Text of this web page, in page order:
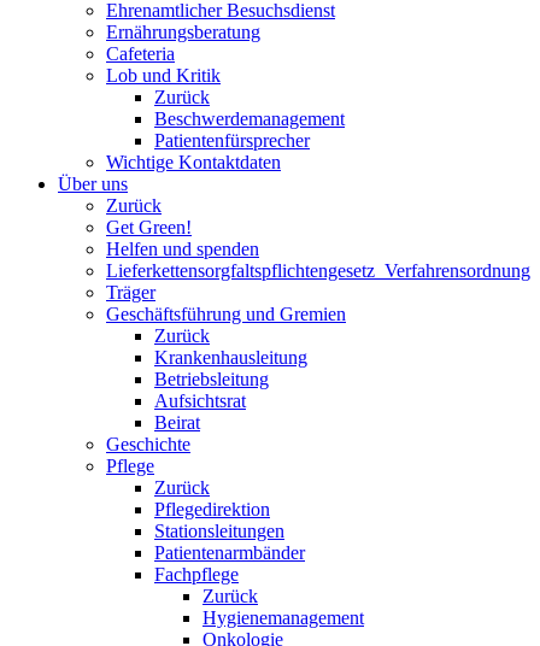
Ehrenamtlicher Besuchsdienst
Ernährungsberatung
Cafeteria
Lob und Kritik
Zurück
Beschwerdemanagement
Patientenfürsprecher
Wichtige Kontaktdaten
Über uns
Zurück
Get Green!
Helfen und spenden
Lieferkettensorgfaltspflichtengesetz_Verfahrensordnung
Träger
Geschäftsführung und Gremien
Zurück
Krankenhausleitung
Betriebsleitung
Aufsichtsrat
Beirat
Geschichte
Pflege
Zurück
Pflegedirektion
Stationsleitungen
Patientenarmbänder
Fachpflege
Zurück
Hygienemanagement
Onkologie